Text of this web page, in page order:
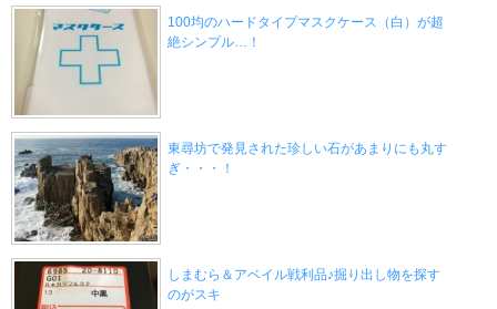
100均のハードタイプマスクケース（白）が超
絶シンプル…！
東尋坊で発見された珍しい石があまりにも丸す
ぎ・・・！
しまむら＆アベイル戦利品♪掘り出し物を探す
のがスキ